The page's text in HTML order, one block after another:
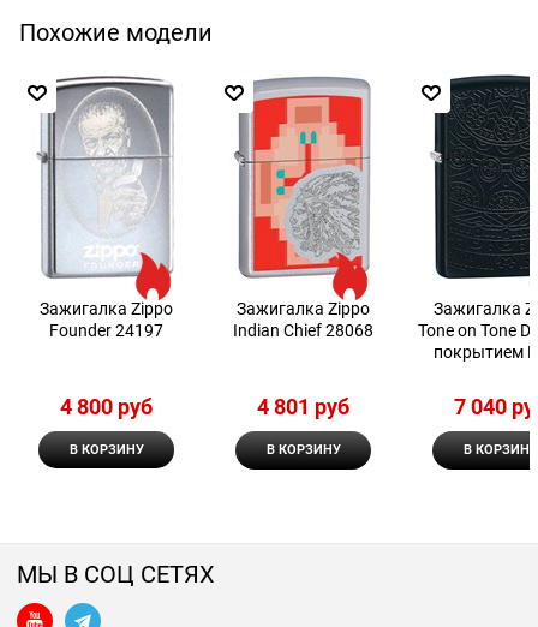
Похожие модели
Зажигалка Zippo
Founder 24197
4 800 руб
В КОРЗИНУ
Зажигалка Zippo
Indian Сhief 28068
4 801 руб
В КОРЗИНУ
Зажигалка
Tone on Tone
покрытием
7 040
В КОРЗИНУ
МЫ В СОЦ СЕТЯХ